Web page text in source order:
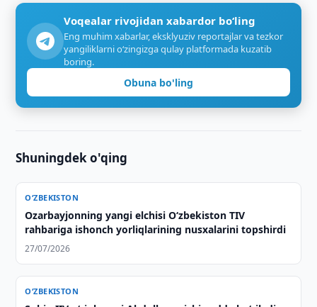
Voqealar rivojidan xabardor bo‘ling
Eng muhim xabarlar, eksklyuziv reportajlar va tezkor
yangiliklarni o‘zingizga qulay platformada kuzatib
boring.
Obuna bo'ling
Shuningdek o'qing
O‘ZBEKISTON
Ozarbayjonning yangi elchisi O‘zbekiston TIV
rahbariga ishonch yorliqlarining nusxalarini topshirdi
27/07/2026
O‘ZBEKISTON